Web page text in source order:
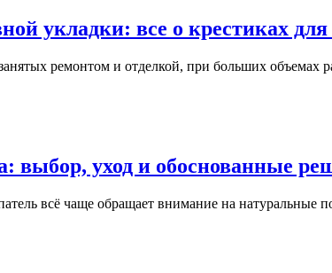
укладки: все о крестиках
ремонтом и отделкой, при больших объемах
уход и обоснованные
всё чаще обращает внимание на натуральные